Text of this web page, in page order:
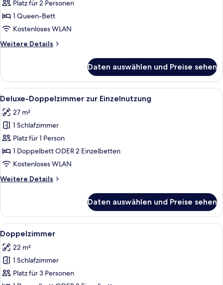
Deluxe-
Doppelzimmer
anzeigen
Platz für 2 Personen
1 Queen-Bett
Kostenloses WLAN
Weitere Details
Weitere
Doppelzimmer
Daten auswählen und Preise sehen
Alle
Fotos
für
Deluxe-
Doppelzimmer
zur
Einzelnutzung
Ein Hotelzimmer mit einem großen
5
Deluxe-Doppelzimmer zur Einzelnutzung
27 m²
1 Schlafzimmer
Platz für 1 Person
1 Doppelbett ODER 2 Einzelbetten
Kostenloses WLAN
Weitere Details
Weitere
Doppelzimmer
zur
Einzelnutzung
Daten auswählen und Preise sehen
Alle
Fotos
für
Doppelzimmer
anzeigen
Ein Hotelzimmer mit einem großen
5
Doppelzimmer
22 m²
1 Schlafzimmer
Platz für 3 Personen